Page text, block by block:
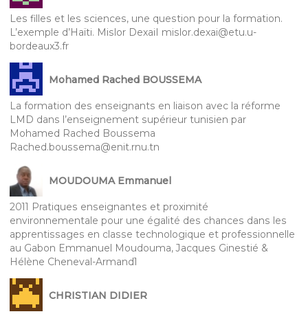
Les filles et les sciences, une question pour la formation.
L’exemple d’Haïti. Mislor DexaiI mislor.dexai@etu.u-
bordeaux3.fr
Mohamed Rached BOUSSEMA
La formation des enseignants en liaison avec la réforme
LMD dans l’enseignement supérieur tunisien par
Mohamed Rached Boussema
Rached.boussema@enit.rnu.tn
MOUDOUMA Emmanuel
2011 Pratiques enseignantes et proximité
environnementale pour une égalité des chances dans les
apprentissages en classe technologique et professionnelle
au Gabon Emmanuel Moudouma, Jacques Ginestié &
Hélène Cheneval-Armand1
CHRISTIAN DIDIER